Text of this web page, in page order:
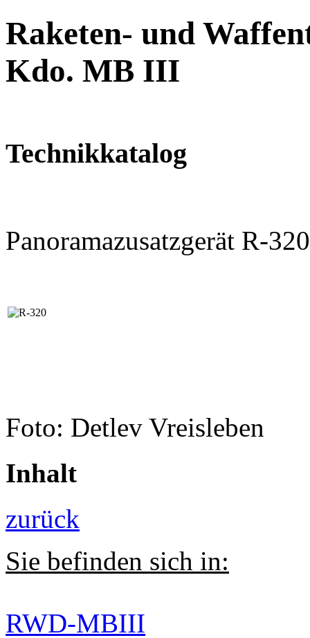
Raketen- und
Kdo. MB III
Technikkatalog
Panoramazusatzgerät R-320
Foto: Detlev Vreisleben
Inhalt
zurück
Sie befinden sich in:
RWD-MBIII